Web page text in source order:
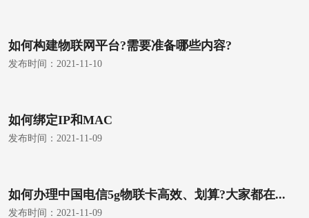
如何构建物联网平台?需要准备哪些内容?
发布时间： 2021-11-10
如何绑定IP和MAC
发布时间： 2021-11-09
如何办理中国电信5g物联卡高效、划算?大家都在...
发布时间： 2021-11-09